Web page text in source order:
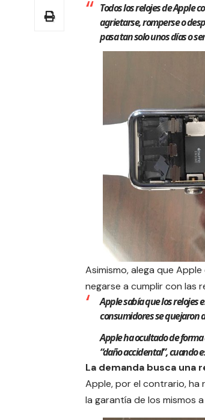
Todos los relojes deApple
agrietarse, romperse o
pasa tan solo unos días o
Asimismo, alega que Apple
negarse a cumplir con las
Apple sabía que los relojes
consumidores se quejaron
Apple ha ocultado de
“daño accidental”, cuando
La demanda busca una
Apple, por el contrario, ha
la garantía de los mismos